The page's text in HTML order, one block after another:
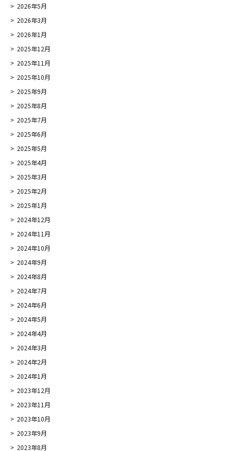
2026年5月
2026年3月
2026年1月
2025年12月
2025年11月
2025年10月
2025年9月
2025年8月
2025年7月
2025年6月
2025年5月
2025年4月
2025年3月
2025年2月
2025年1月
2024年12月
2024年11月
2024年10月
2024年9月
2024年8月
2024年7月
2024年6月
2024年5月
2024年4月
2024年3月
2024年2月
2024年1月
2023年12月
2023年11月
2023年10月
2023年9月
2023年8月